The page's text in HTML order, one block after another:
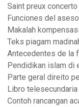
Saint preux
Funciones del
Makalah
Teks piagam
Antecedentes de la
Pendidikan islam di
Parte geral direito
Libro
Contoh rancangan